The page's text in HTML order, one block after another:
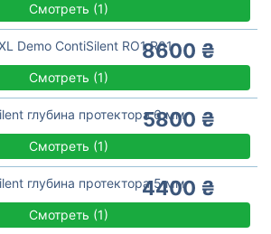
Смотреть (1)
Demo ContiSilent RO1 R018600 ₴
Смотреть (1)
глубина протектора 6 мм
5800 ₴
Смотреть (1)
глубина протектора 5 мм
4400 ₴
Смотреть (1)